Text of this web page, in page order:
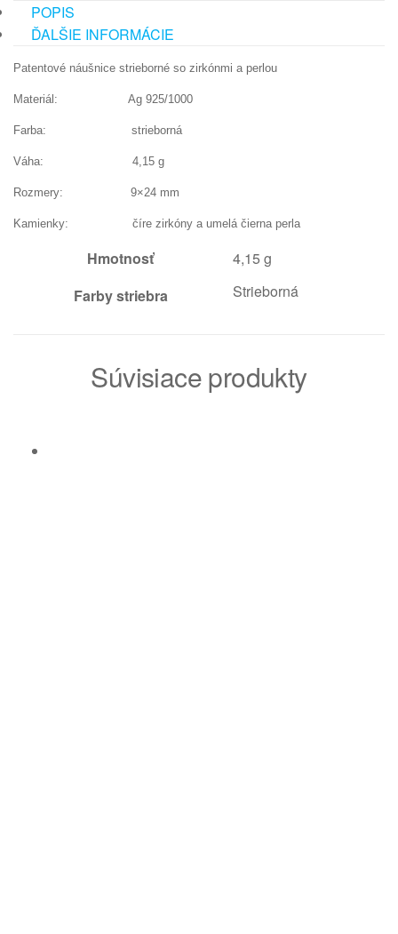
POPIS
ĎALŠIE INFORMÁCIE
Patentové náušnice strieborné so zirkónmi a perlou
Materiál: Ag 925/1000
Farba: strieborná
Váha: 4,15 g
Rozmery: 9×24 mm
Kamienky: číre zirkóny a umelá čierna perla
Hmotnosť
4,15 g
Farby striebra
Strieborná
Súvisiace produkty